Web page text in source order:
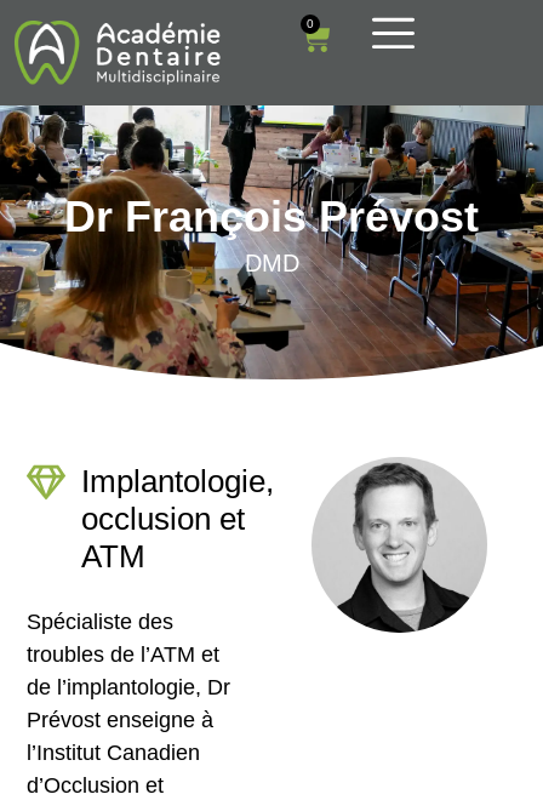
0
Dr François Prévost
DMD
Implantologie,
occlusion et
ATM
Spécialiste des
troubles de l’ATM et
de l’implantologie, Dr
Prévost enseigne à
l’Institut Canadien
d’Occlusion et